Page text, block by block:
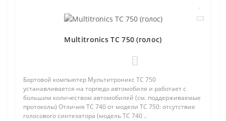
Multitronics TC 750 (голос)
Бортовой компьютер Мультитроникс TC 750
устанавливается на торпедо автомобиля и работает с
большим количеством автомобилей (см. поддерживаемые
протоколы) Отличия TC 740 от модели TC 750: отсутствие
голосового синтезатора (модель TC 740 ..